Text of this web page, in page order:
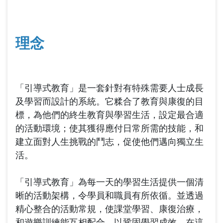
理念
「引導式教育」是一套針對有特殊需要人士成長
及學習而設計的系統。它糅合了教育與康復的目
標，為他們的終生教育與學習生活，設定最合適
的活動環境；使其獲得應付日常所需的技能，和
建立面對人生挑戰的鬥志，促使他們邁向獨立生
活。
「引導式教育」為每一天的學習生活提供一個清
晰的活動架構，令學員和職員有所依循。並透過
精心整合的活動常規，使課堂學習、康復治療，